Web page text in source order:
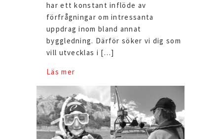
har ett konstant inflöde av
förfrågningar om intressanta
uppdrag inom bland annat
byggledning. Därför söker vi dig som
vill utvecklas i […]
Läs mer